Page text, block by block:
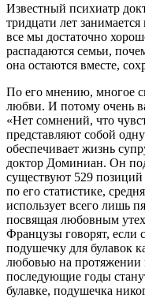
Известный психиатр
тридцати лет
все мы достаточно
распадаются семьи,
она остаются вместе,
По его мнению, многое
любви. И потому очень
«Нет сомнений, что
представляют собой
обеспечивает жизнь
доктор Доминиан. Он
существуют 529 позиций
по его статистике,
использует всего лишь
посвящая любовным
Французы говорят, если
подушечку для булавок
любовью на протяжении
последующие годы
булавке, подушечка